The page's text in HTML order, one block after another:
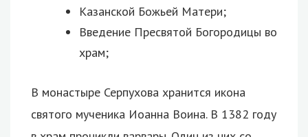
Казанской Божьей Матери;
Введение Пресвятой Богородицы во
храм;
В монастыре Серпухова хранится икона
святого мученика Иоанна Воина. В 1382 году